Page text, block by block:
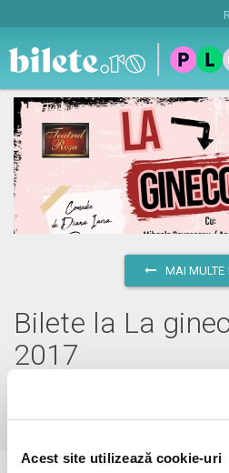
Acest site utilizează cookie-uri
MAI MULTE
Bilete la La
2017
Bucuresti, The Hubvezi pe harta